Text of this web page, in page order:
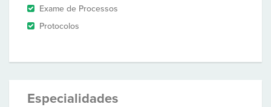
Exame de Processos
Protocolos
Especialidades